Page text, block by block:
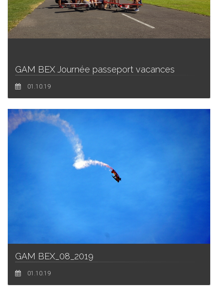
GAM BEX Journée passeport vacances
01.10.19
GAM BEX_08_2019
01.10.19